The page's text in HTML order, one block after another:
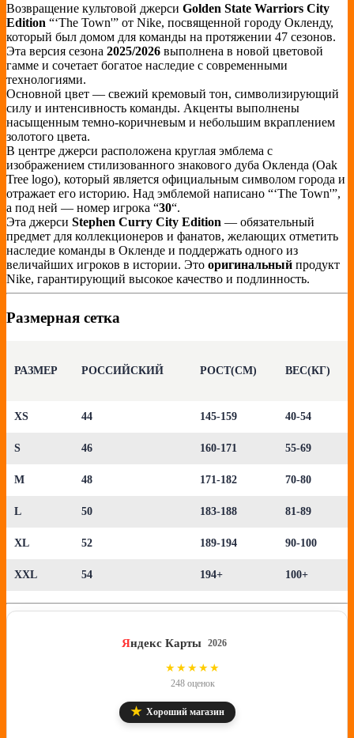
Возвращение культовой джерси Golden State Warriors City
Edition “‘The Town'” от Nike, посвященной городу Окленду,
который был домом для команды на протяжении 47 сезонов.
Эта версия сезона 2025/2026 выполнена в новой цветовой
гамме и сочетает богатое наследие с современными
технологиями.
Основной цвет — свежий кремовый тон, символизирующий
силу и интенсивность команды. Акценты выполнены
насыщенным темно-коричневым и небольшим вкраплением
золотого цвета.
В центре джерси расположена круглая эмблема с
изображением стилизованного знакового дуба Окленда (Oak
Tree logo), который является официальным символом города и
отражает его историю. Над эмблемой написано “‘The Town'”,
а под ней — номер игрока “30“.
Эта джерси Stephen Curry City Edition — обязательный
предмет для коллекционеров и фанатов, желающих отметить
наследие команды в Окленде и поддержать одного из
величайших игроков в истории. Это оригинальный продукт
Nike, гарантирующий высокое качество и подлинность.
Размерная сетка
РАЗМЕР РОССИЙСКИЙ РОСТ(СМ) ВЕС(КГ)
XS 44 145-159 40-54
S 46 160-171 55-69
M 48 171-182 70-80
L 50 183-188 81-89
XL 52 189-194 90-100
XXL 54 194+ 100+
Яндекс Карты 2026
★★★★★
248 оценок
★ Хороший магазин